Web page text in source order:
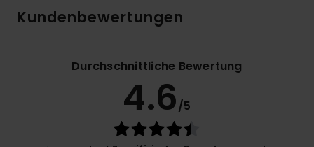
Kundenbewertungen
Durchschnittliche Bewertung
4.6/5